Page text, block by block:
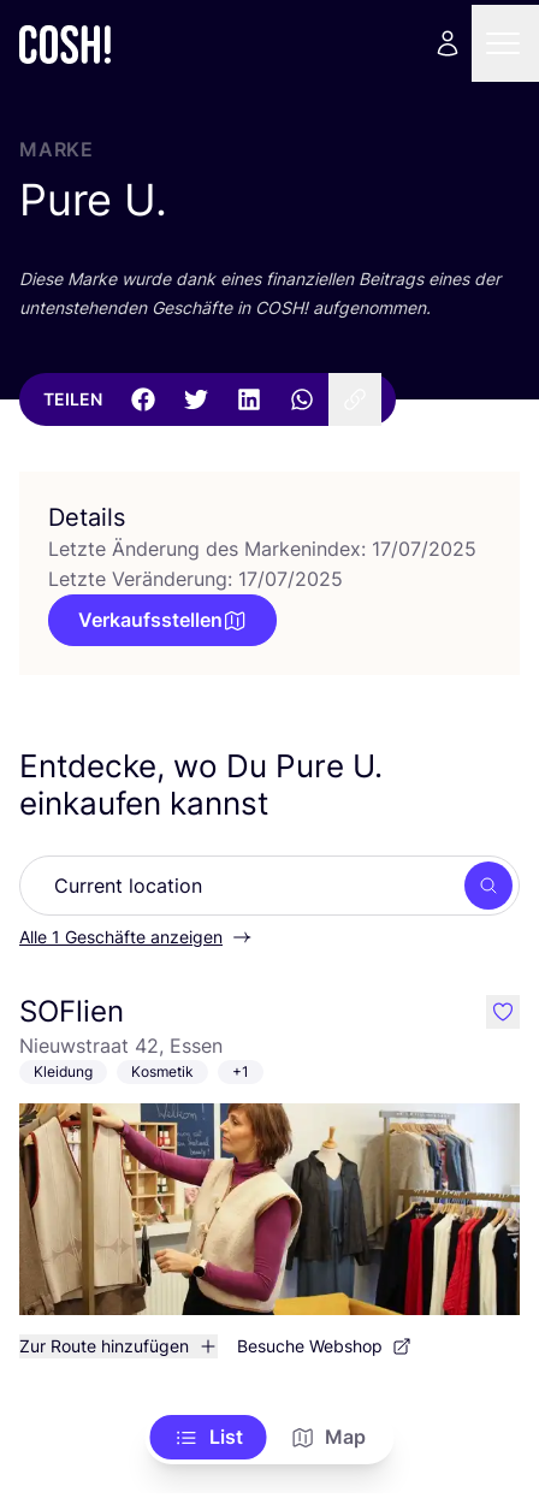
MARKE
Pure U.
Die­se Mar­ke wur­de dank eines finan­zi­el­len Bei­trags eines der
unten­ste­hen­den Geschäf­te in COSH! aufgenommen.
TEILEN
Details
Letzte Änderung des Markenindex: 17/07/2025
Letzte Veränderung: 17/07/2025
Verkaufsstellen
Entdecke, wo Du Pure U.
einkaufen kannst
Alle 1 Geschäfte anzeigen
SOFlien
Nieuwstraat 42, Essen
Kleidung Kosmetik +1
Zur Route hinzufügen Besuche Webshop
like
List Map